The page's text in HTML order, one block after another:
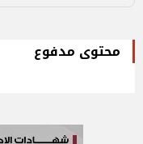
محتوى مدفوع